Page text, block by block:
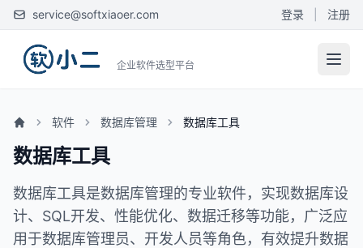
service@softxiaoer.com 登录 注册
企业软件选型平台
软件 数据库管理 数据库工具
数据库工具
数据库工具是数据库管理的专业软件，实现数据库设
计、SQL开发、性能优化、数据迁移等功能，广泛应
用于数据库管理员、开发人员等角色，有效提升数据